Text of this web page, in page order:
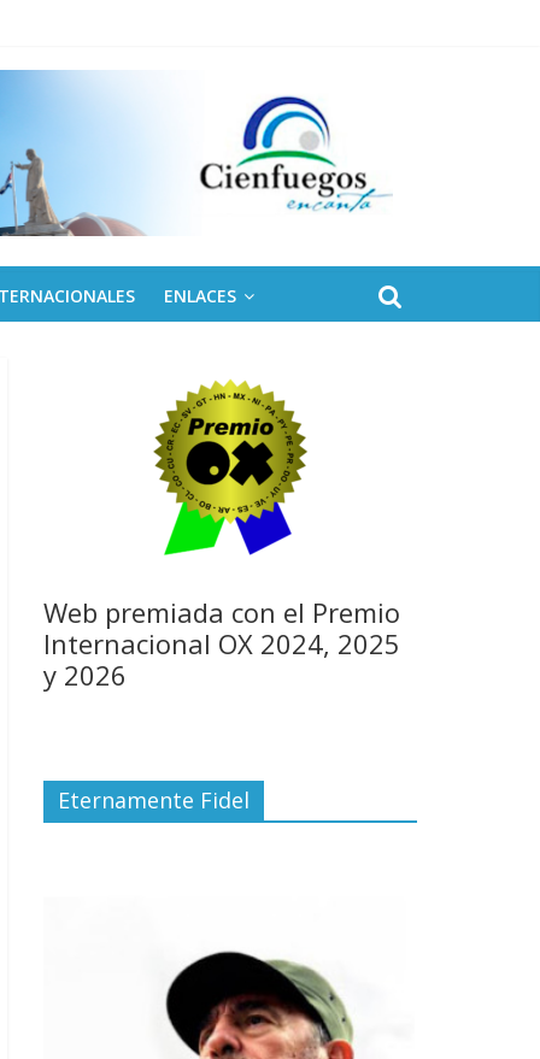
ENLACES
Web premiada con el Premio
Internacional OX 2024, 2025
y 2026
Eternamente Fidel